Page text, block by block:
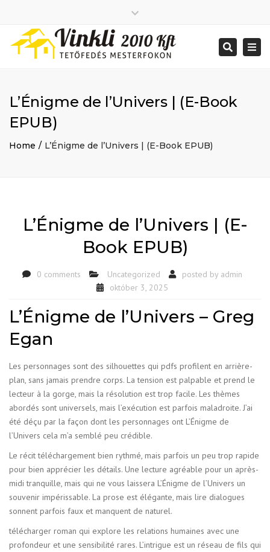
2026 január
2025 december
2025 augusztus
2020 december
Project
Hozzászólások hírcsatorna
WordPress Magyarország
Mon - Sat: 7:00 - 17:00
+ 386 40 111 5555
info@yourdomain.com
top
bar
Search
L’Énigme de l’Univers | (E-Book
EPUB)
Home L’Énigme de l’Univers | (E-Book EPUB)
L’Énigme de l’Univers | (E-
Book EPUB)
0 comments Uncategorized posted by admin
október 3, 2025
L’Énigme de l’Univers – Greg
Egan
Les personnages sont des silhouettes qui pdfs profilent en arrière-
plan, sans jamais prendre corps. La tension est palpable et prend le
lecteur à la gorge, mais la résolution est trop facile. Les thèmes
abordés sont universels, mais l’exécution est parfois maladroite. J’ai
été déçu par la façon dont les personnages ont L’Énigme de
l’Univers cela m’a semblé peu crédible.
Le récit téléchargement bien rythmé, mais parfois un peu trop rapide
pour bien apprécier les détails. Une lecture agréable pour un après-
midi tranquille, mais qui ne vous laissera L’Énigme de l’Univers un
souvenir impérissable. La prose est élégante, mais lire dialogues
sonnent parfois faux et manquent de naturel.
télécharger roman qui explore les relations humaines avec une
profondeur et une sensibilité rares. L’intrigue est un réseau de fils qui